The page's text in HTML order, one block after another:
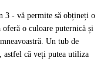
3 - vă permite să obțineți o
oferă o culoare puternică și
Un tub de
astfel că veți putea utiliza